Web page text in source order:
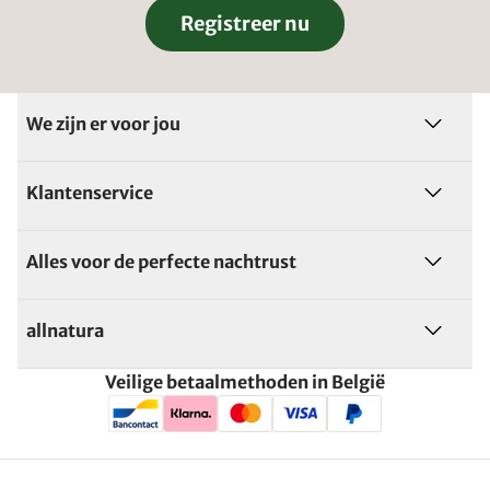
Registreer nu
We zijn er voor jou
Klantenservice
Alles voor de perfecte nachtrust
allnatura
Veilige betaalmethoden in België